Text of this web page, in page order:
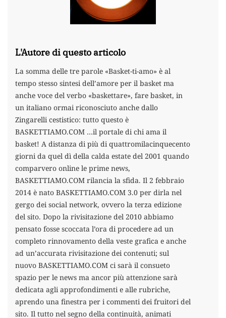
L'Autore di questo articolo
La somma delle tre parole «Basket-ti-amo» è al
tempo stesso sintesi dell’amore per il basket ma
anche voce del verbo «baskettare», fare basket, in
un italiano ormai riconosciuto anche dallo
Zingarelli cestistico: tutto questo è
BASKETTIAMO.COM …il portale di chi ama il
basket! A distanza di più di quattromilacinquecento
giorni da quel dì della calda estate del 2001 quando
comparvero online le prime news,
BASKETTIAMO.COM rilancia la sfida. Il 2 febbraio
2014 è nato BASKETTIAMO.COM 3.0 per dirla nel
gergo dei social network, ovvero la terza edizione
del sito. Dopo la rivisitazione del 2010 abbiamo
pensato fosse scoccata l’ora di procedere ad un
completo rinnovamento della veste grafica e anche
ad un’accurata rivisitazione dei contenuti; sul
nuovo BASKETTIAMO.COM ci sarà il consueto
spazio per le news ma ancor più attenzione sarà
dedicata agli approfondimenti e alle rubriche,
aprendo una finestra per i commenti dei fruitori del
sito. Il tutto nel segno della continuità, animati